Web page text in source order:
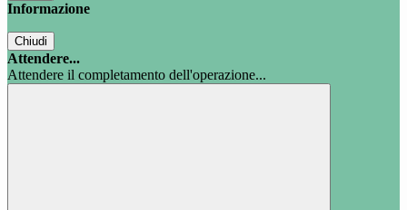
Informazione
Chiudi
Attendere...
Attendere il completamento dell'operazione...